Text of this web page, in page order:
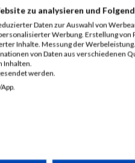
zu analysieren und
Daten zur Auswahl von
Werbung. Erstellung von
Inhalte. Messung der
von Daten aus verschiedenen
Inhalten.
werden.